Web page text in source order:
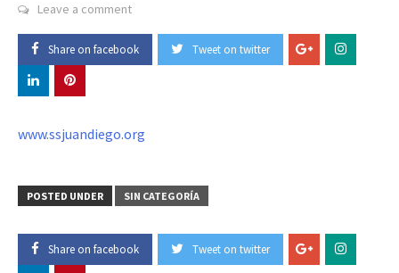
Leave a comment
Share on facebook Tweet on twitter
www.ssjuandiego.org
POSTED UNDER SIN CATEGORÍA
Share on facebook Tweet on twitter